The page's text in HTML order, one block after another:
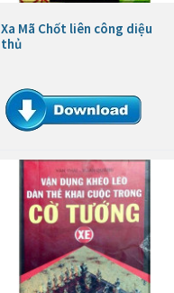
Xa Mã Chốt liên công diệu
thủ